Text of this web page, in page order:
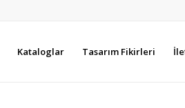
Kataloglar Tasarım Fikirleri